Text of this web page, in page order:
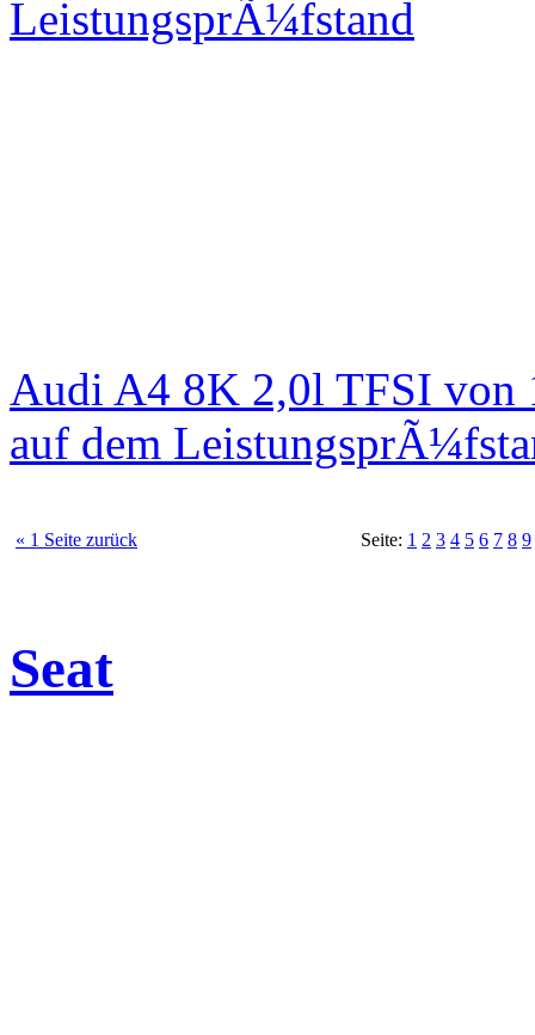
LeistungsprÃ¼fstand
Audi A4 8K 2,0l TFSI von
auf dem
« 1 Seite zurück Seite: 1 2 3 4 5 6 7 8 9
Seat